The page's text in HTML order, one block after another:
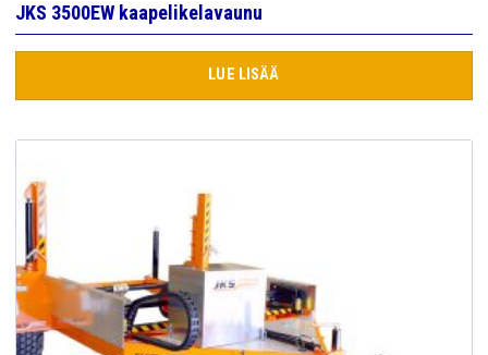
JKS 3500EW kaapelikelavaunu
LUE LISÄÄ